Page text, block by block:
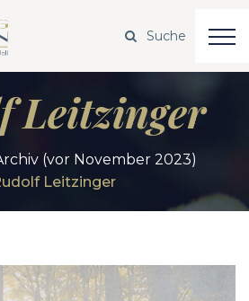
Leitzinger
(vor November 2023)
Leitzinger